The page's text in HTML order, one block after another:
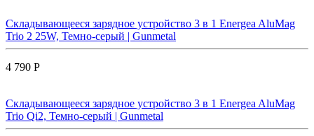
Складывающееся зарядное устройство 3 в 1 Energea AluMag
Trio 2 25W, Темно-серый | Gunmetal
4 790 Р
Складывающееся зарядное устройство 3 в 1 Energea AluMag
Trio Qi2, Темно-серый | Gunmetal